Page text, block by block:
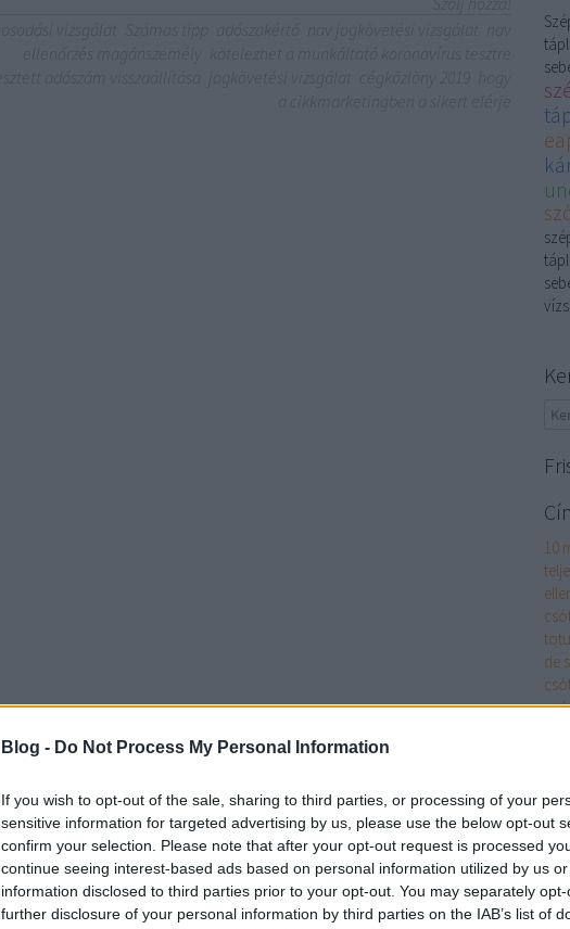
Blog - Do Not Process My Personal Information
If you wish to opt-out of the sale, sharing to third parties, or processing of your
sensitive information for targeted advertising by us, please use the below opt-out
confirm your selection. Please note that after your opt-out request is processed
continue seeing interest-based ads based on personal information utilized by us
information disclosed to third parties prior to your opt-out. You may separately
further disclosure of your personal information by third parties on the IAB’s list of
10
de
és